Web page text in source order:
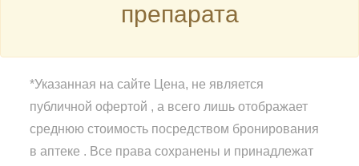
препарата
*Указанная на сайте Цена, не является
публичной офертой , а всего лишь отображает
среднюю стоимость посредством бронирования
в аптеке . Все права сохранены и принадлежат